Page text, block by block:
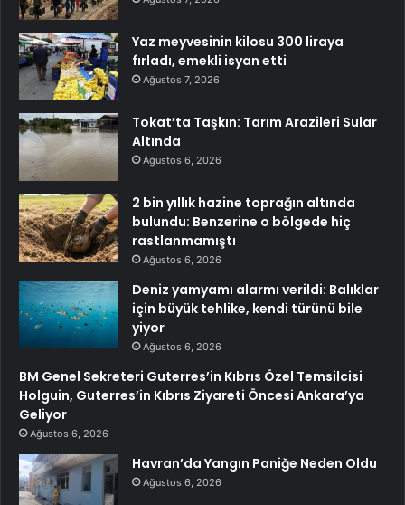
Yaz meyvesinin kilosu 300 liraya
fırladı, emekli isyan etti
Ağustos 7, 2026
Tokat’ta Taşkın: Tarım Arazileri Sular
Altında
Ağustos 6, 2026
2 bin yıllık hazine toprağın altında
bulundu: Benzerine o bölgede hiç
rastlanmamıştı
Ağustos 6, 2026
Deniz yamyamı alarmı verildi: Balıklar
için büyük tehlike, kendi türünü bile
yiyor
Ağustos 6, 2026
BM Genel Sekreteri Guterres’in Kıbrıs Özel Temsilcisi
Holguin, Guterres’in Kıbrıs Ziyareti Öncesi Ankara’ya
Geliyor
Ağustos 6, 2026
Havran’da Yangın Paniğe Neden Oldu
Ağustos 6, 2026